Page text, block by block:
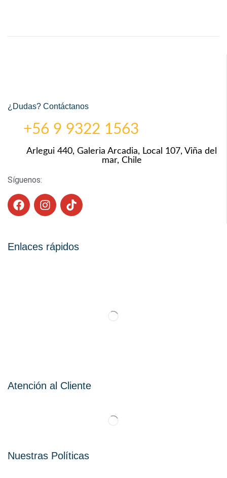
¿Dudas? Contáctanos
+56 9 9322 1563
Arlegui 440, Galeria Arcadia, Local 107, Viña del
mar, Chile
Síguenos:
Enlaces rápidos
Atención al Cliente
Nuestras Políticas